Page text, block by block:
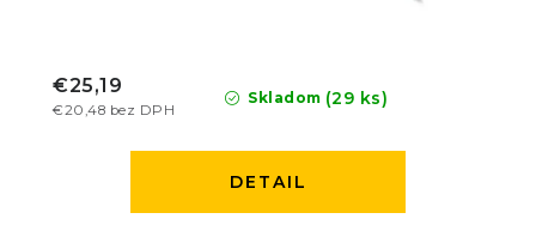
Skladom (29 ks)
€20,48 bez DPH
€25,19
DETAIL